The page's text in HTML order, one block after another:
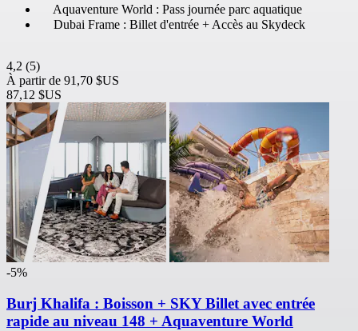
Aquaventure World : Pass journée parc aquatique
Dubai Frame : Billet d'entrée + Accès au Skydeck
4,2 (5)
À partir de 91,70 $US
87,12 $US
-5%
Burj Khalifa : Boisson + SKY Billet avec entrée
rapide au niveau 148 + Aquaventure World